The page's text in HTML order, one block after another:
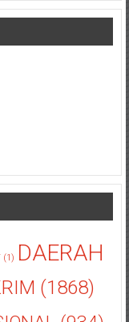
(1) DAERAH
(1868)